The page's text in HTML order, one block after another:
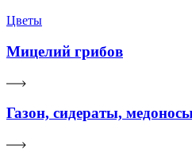
Цветы
Мицелий грибов
Газон, сидераты,